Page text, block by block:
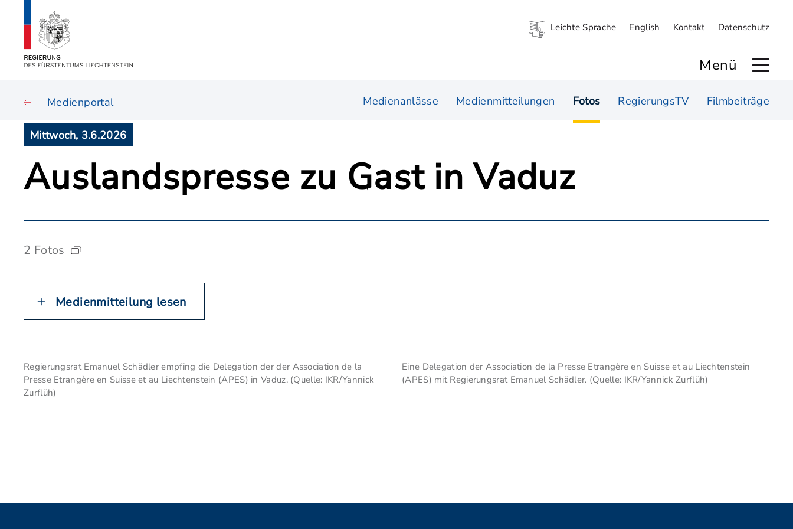
Leichte Sprache English Kontakt Datenschutz
Menü
Medienportal Medienanlässe Medienmitteilungen Fotos RegierungsTV Filmbeiträge
Mittwoch, 3.6.2026
Auslandspresse zu Gast in Vaduz
2 Fotos
Medienmitteilung lesen
Regierungsrat Emanuel Schädler empfing die Delegation der der Association de la
Presse Etrangère en Suisse et au Liechtenstein (APES) in Vaduz. (Quelle: IKR/Yannick
Zurflüh)
Eine Delegation der Association de la Presse Etrangère en Suisse et au Liechtenstein
(APES) mit Regierungsrat Emanuel Schädler. (Quelle: IKR/Yannick Zurflüh)